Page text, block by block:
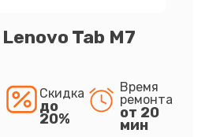
Tab M7
Скидка
до
20%
Время
ремонта
от 20
мин